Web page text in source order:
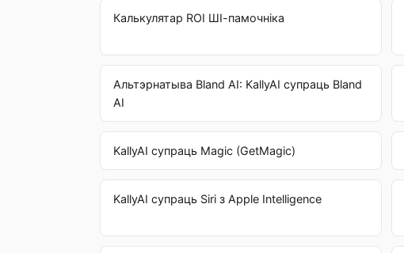
Калькулятар ROI ШІ-памочніка
Альтэрнатыва Bland AI: KallyAI супраць Bland
AI
KallyAI супраць Magic (GetMagic)
KallyAI супраць Siri з Apple Intelligence